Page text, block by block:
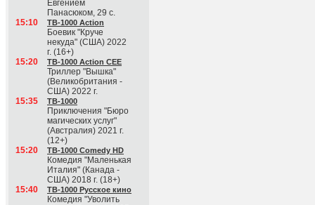
Евгением
Панасюком, 29 с.
15:10
ТВ-1000 Action
Боевик "Круче
некуда" (США) 2022
г. (16+)
15:20
ТВ-1000 Action CEE
Триллер "Вышка"
(Великобритания -
США) 2022 г.
15:35
ТВ-1000
Приключения "Бюро
магических услуг"
(Австралия) 2021 г.
(12+)
15:20
ТВ-1000 Comedy HD
Комедия "Маленькая
Италия" (Канада -
США) 2018 г. (18+)
15:40
ТВ-1000 Русское кино
Комедия "Уволить